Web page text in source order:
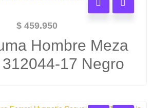
$ 459.950
Hombre Meza
17 Negro